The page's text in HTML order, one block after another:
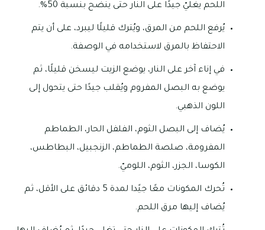
اللحم يغليّ جيدًا على النار حتى ينضح بنسبة 50%.
يُرفع اللحم من المرق، ويُترك قليلًا ليبرد، على أن يتم
الاحتفاظ بالمرق لاستخدامه في الوصفة.
في إناء آخر على النار، يوضع الزيت ليسخن قليلًا، ثم
يوضع به البصل المفروم ويُقلب جيدًا حتى يتحول إلى
اللون الذهبي.
يُضاف إلى البصل الثوم، الفلفل الحار، الطماطم
المفرومة، صلصة الطماطم، الزنجبيل، البطاطس،
الكوسا، الجزر، الثوم، اللوميّ.
تُحرك المكونات معًا جيًدا لمدة 5 دقائق على الأقل، ثم
يُضاف إليها مرق اللحم.